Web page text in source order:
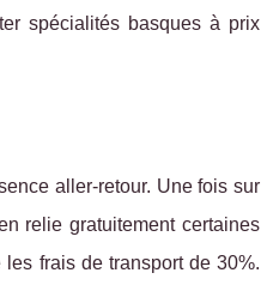
spécialités basques à prix
aller-retour. Une fois sur
relie gratuitement certaines
frais de transport de 30%.